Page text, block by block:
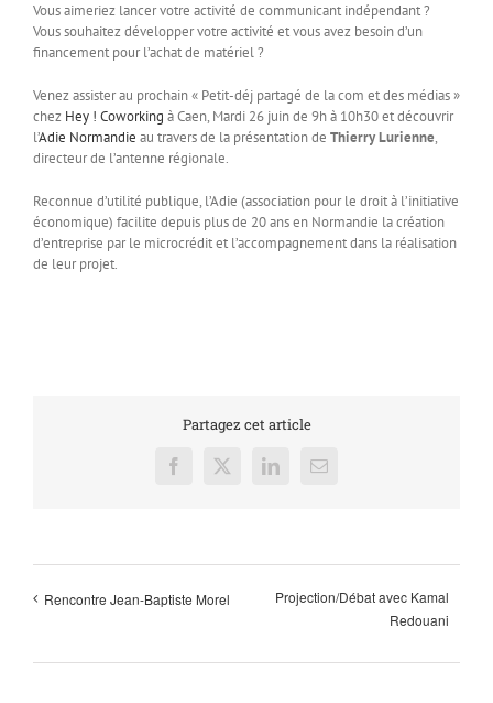
Vous aimeriez lancer votre activité de communicant indépendant ?
Vous souhaitez développer votre activité et vous avez besoin d’un
financement pour l’achat de matériel ?
Venez assister au prochain « Petit-déj partagé de la com et des médias »
chez Hey ! Coworking à Caen, Mardi 26 juin de 9h à 10h30 et découvrir
l’Adie Normandie au travers de la présentation de Thierry Lurienne,
directeur de l’antenne régionale.
Reconnue d’utilité publique, l’Adie (association pour le droit à l’initiative
économique) facilite depuis plus de 20 ans en Normandie la création
d’entreprise par le microcrédit et l’accompagnement dans la réalisation
de leur projet.
Partagez cet article
Facebook
X LinkedInEmail
Rencontre Jean-Baptiste Morel
Projection/Débat avec Kamal
Redouani